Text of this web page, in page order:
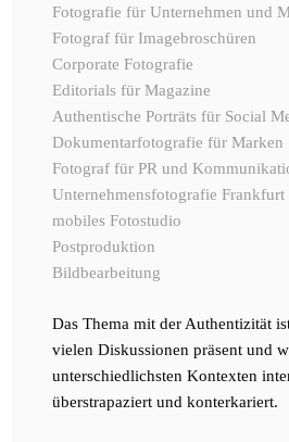
Fotografie für Unternehmen und
Fotograf für Imagebroschüren
Corporate Fotografie
Editorials für Magazine
Authentische Porträts für Social
Dokumentarfotografie für Marken
Fotograf für PR und
Unternehmensfotografie Frankfurt
mobiles Fotostudio
Postproduktion
Bildbearbeitung
Das Thema mit der Authentizität
vielen Diskussionen präsent und
unterschiedlichsten Kontexten
überstrapaziert und konterkariert.